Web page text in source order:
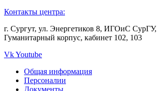
Контакты центра:
г. Сургут, ул. Энергетиков 8, ИГОиС СурГУ,
Гуманитарный корпус, кабинет 102, 103
VkYoutube
Общая информация
Персоналии